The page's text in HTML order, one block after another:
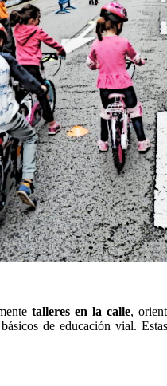
talleres en la calle,
de educación vial.